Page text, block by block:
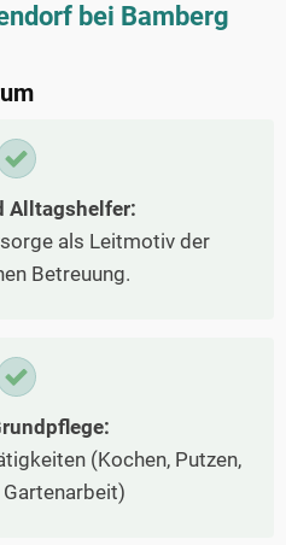
bei Bamberg
Alltagshelfer:
als Leitmotiv der
Betreuung.
(Kochen, Putzen,
Gartenarbeit)